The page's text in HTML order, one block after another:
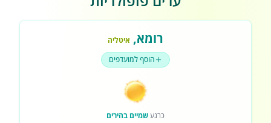
רומא, איטליה
הוסף למועדפים
כרגעשמיים בהירים